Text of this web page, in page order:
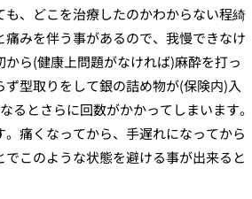
、どこを治療したのかわからない程綺
みを伴う事があるので、我慢できなけ
ら(健康上問題がなければ)麻酔を打っ
型取りをして銀の詰め物が(保険内)入
とさらに回数がかかってしまいます。
痛くなってから、手遅れになってから
でこのような状態を避ける事が出来ると